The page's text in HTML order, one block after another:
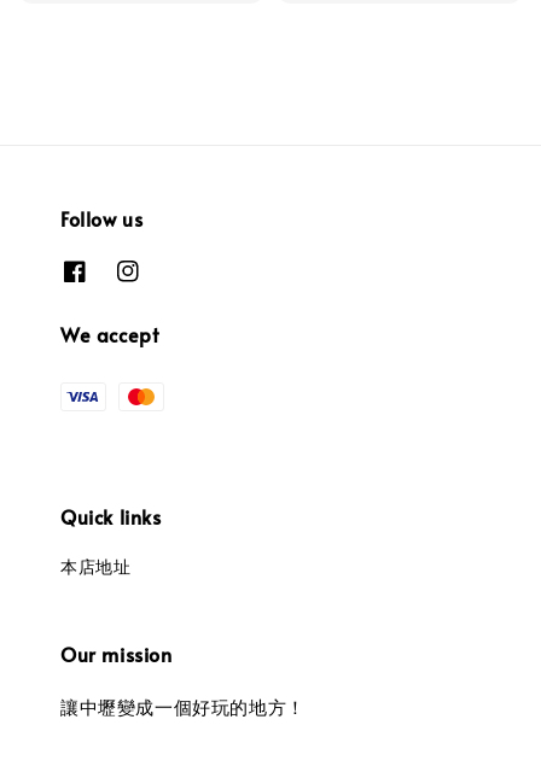
Follow us
We accept
Quick links
本店地址
Our mission
讓中壢變成一個好玩的地方！